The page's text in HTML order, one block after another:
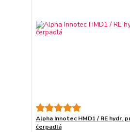
Alpha Innotec HMD1 / RE hydr.
čerpadlá